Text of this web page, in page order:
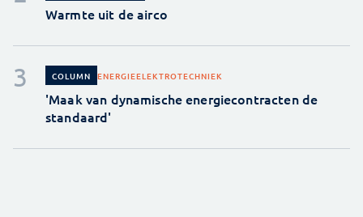
Warmte uit de airco
COLUMN ENERGIEELEKTROTECHNIEK
'Maak van dynamische energiecontracten de
standaard'